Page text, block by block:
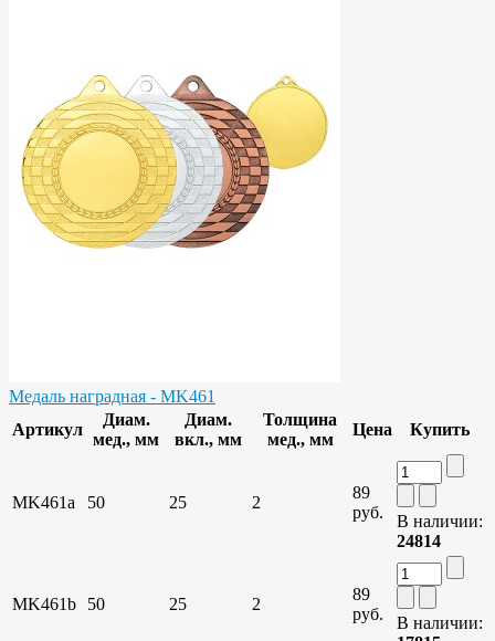
Медаль наградная - MK461
Артикул
Диам.
мед., мм
Диам.
вкл., мм
Толщина
мед., мм
Цена Купить
MK461a 50 25 2
89
руб.
В наличии:
24814
MK461b 50 25 2
89
руб.
В наличии: